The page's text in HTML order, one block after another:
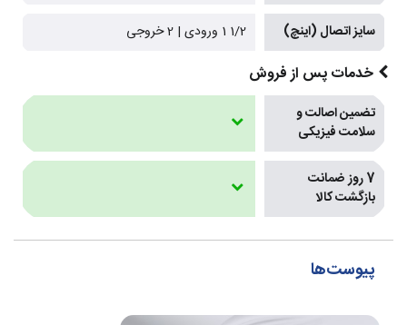
سایز اتصال (اینچ) 1/2 1 ورودی | 2 خروجی
خدمات پس از فروش
تضمین اصالت و
سلامت فیزیکی
7 روز ضمانت
بازگشت کالا
پیوست‌ها